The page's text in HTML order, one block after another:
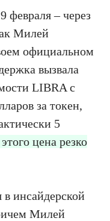
февраля – через
Милей
официальном
вызвала
LIBRA с
за токен,
5
цена резко
в инсайдерской
Милей